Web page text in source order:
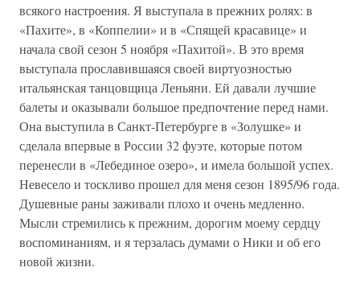
всякого настроения. Я выступала в прежних ролях: в
«Пахите», в «Коппелии» и в «Спящей красавице» и
начала свой сезон 5 ноября «Пахитой». В это время
выступала прославившаяся своей виртуозностью
итальянская танцовщица Леньяни. Ей давали лучшие
балеты и оказывали большое предпочтение перед нами.
Она выступила в Санкт-Петербурге в «Золушке» и
сделала впервые в России 32 фуэте, которые потом
перенесли в «Лебединое озеро», и имела большой успех.
Невесело и тоскливо прошел для меня сезон 1895/96 года.
Душевные раны заживали плохо и очень медленно.
Мысли стремились к прежним, дорогим моему сердцу
воспоминаниям, и я терзалась думами о Ники и об его
новой жизни.